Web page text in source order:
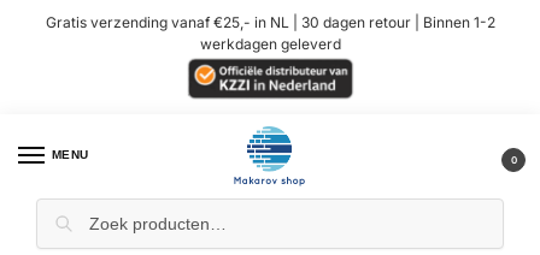
Gratis verzending vanaf €25,- in NL | 30 dagen retour | Binnen 1-2
werkdagen geleverd
MENU 0